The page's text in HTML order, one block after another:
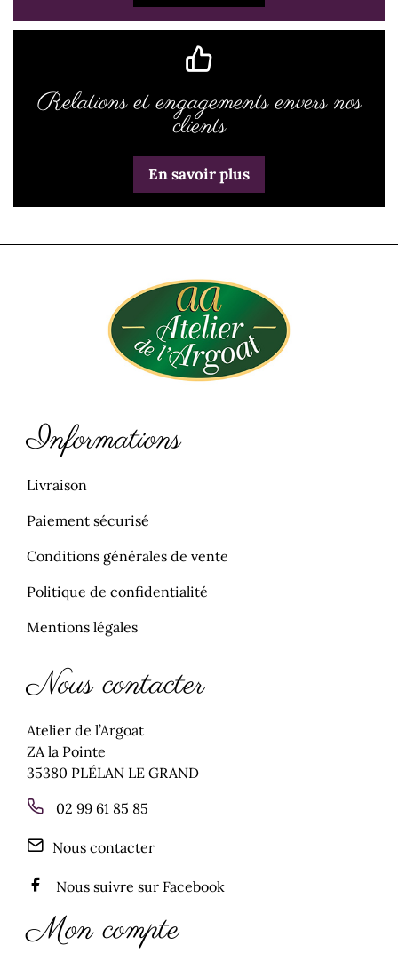
Relations et engagements envers nos
clients
En savoir plus
Informations
Livraison
Paiement sécurisé
Conditions générales de vente
Politique de confidentialité
Mentions légales
Nous contacter
Atelier de l’Argoat
ZA la Pointe
35380 PLÉLAN LE GRAND
02 99 61 85 85
Nous contacter
Nous suivre sur Facebook
Mon compte